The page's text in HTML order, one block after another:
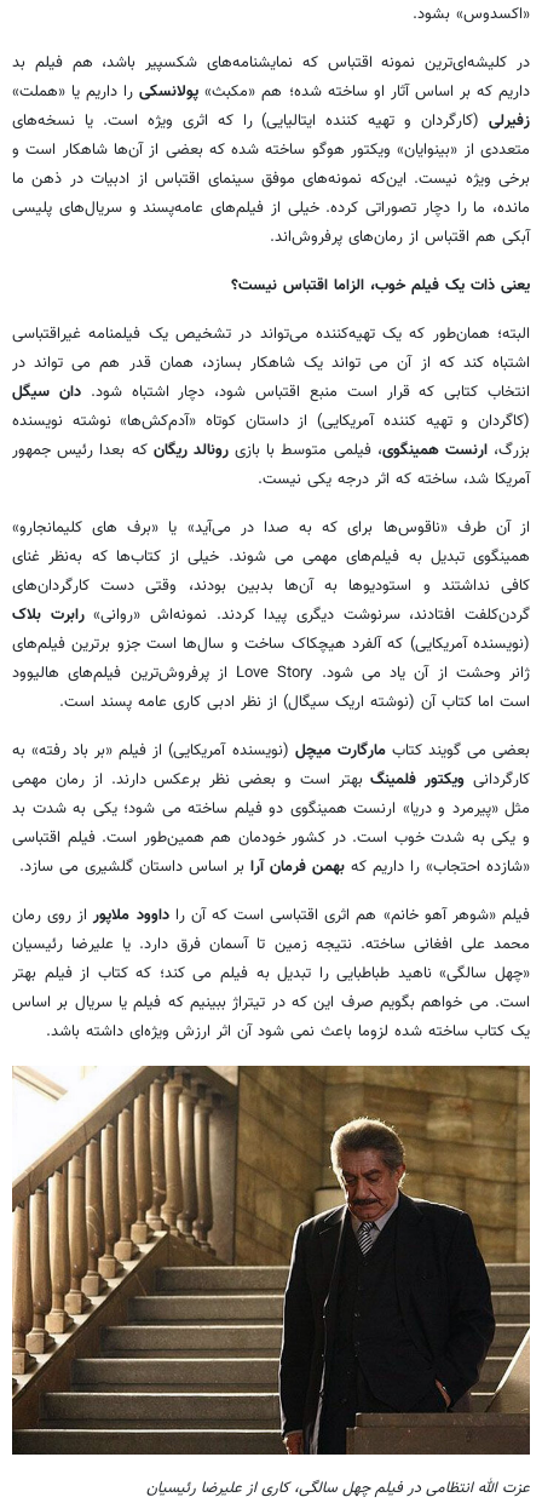
«اکسدوس» بشود.
در کلیشه‌ای‌ترین نمونه اقتباس که نمایشنامه‌های شکسپیر باشد، هم فیلم بد
داریم که بر اساس آثار او ساخته شده؛ هم «مکبث» پولانسکی را داریم یا «هملت»
زفیرلی (کارگردان و تهیه کننده ایتالیایی) را که اثری ویژه است. یا نسخه‌های
متعددی از «بینوایان» ویکتور هوگو ساخته شده که بعضی از آن‌ها شاهکار است و
برخی ویژه نیست. این‌که نمونه‌های موفق سینمای اقتباس از ادبیات در ذهن ما
مانده، ما را دچار تصوراتی کرده. خیلی از فیلم‌های عامه‌پسند و سریال‌های پلیسی
آبکی هم اقتباس از رمان‌های پرفروش‌اند.
یعنی ذات یک فیلم خوب، الزاما اقتباس نیست؟
البته؛ همان‌طور که یک تهیه‌کننده می‌تواند در تشخیص یک فیلمنامه غیراقتباسی
اشتباه کند که از آن می تواند یک شاهکار بسازد، همان قدر هم می تواند در
انتخاب کتابی که قرار است منبع اقتباس شود، دچار اشتباه شود.دان سیگل
(کاگردان و تهیه کننده آمریکایی) از داستان کوتاه «آدم‌کش‌ها» نوشته نویسنده
بزرگ،ارنست همینگوی، فیلمی متوسط با بازیرونالد ریگان که بعدا رئیس جمهور
آمریکا شد، ساخته که اثر درجه یکی نیست.
از آن طرف «ناقوس‌ها برای که به صدا در می‌آید» یا «برف های کلیمانجارو»
همینگوی تبدیل به فیلم‌های مهمی می شوند. خیلی از کتاب‌ها که به‌نظر غنای
کافی نداشتند و استودیوها به آن‌ها بدبین بودند، وقتی دست کارگردان‌های
گردن‌کلفت افتادند، سرنوشت دیگری پیدا کردند. نمونه‌اش «روانی»رابرت بلاک
(نویسنده آمریکایی) که آلفرد هیچکاک ساخت و سال‌ها است جزو برترین فیلم‌های
ژانر وحشت از آن یاد می شود. Love Story از پرفروش‌ترین فیلم‌های هالیوود
است اما کتاب آن (نوشته اریک سیگال) از نظر ادبی کاری عامه پسند است.
بعضی می گویند کتابمارگارت میچل (نویسنده آمریکایی) از فیلم «بر باد رفته» به
کارگردانی ویکتور فلمینگ بهتر است و بعضی نظر برعکس دارند. از رمان مهمی
مثل «پیرمرد و دریا» ارنست همینگوی دو فیلم ساخته می شود؛ یکی به شدت بد
و یکی به شدت خوب است. در کشور خودمان هم همین‌طور است. فیلم اقتباسی
«شازده احتجاب» را داریم که بهمن فرمان آرا بر اساس داستان گلشیری می سازد.
فیلم «شوهر آهو خانم» هم اثری اقتباسی است که آن راداوود ملاپور از روی رمان
محمد علی افغانی ساخته. نتیجه زمین تا آسمان فرق دارد. یا علیرضا رئیسیان
«چهل سالگی» ناهید طباطبایی را تبدیل به فیلم می کند؛ که کتاب از فیلم بهتر
است. می خواهم بگویم صرف این که در تیتراژ ببینیم که فیلم یا سریال بر اساس
یک کتاب ساخته شده لزوما باعث نمی شود آن اثر ارزش ویژه‌ای داشته باشد.
عزت الله انتظامی در فیلم چهل سالگی، کاری از علیرضا رئیسیان